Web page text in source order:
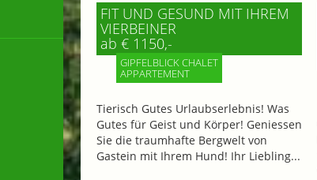
FIT UND GESUND MIT IHREM
VIERBEINER
ab € 1150,-
GIPFELBLICK CHALET
APPARTEMENT
Tierisch Gutes Urlaubserlebnis! Was
Gutes für Geist und Körper! Geniessen
Sie die traumhafte Bergwelt von
Gastein mit Ihrem Hund! Ihr Liebling...